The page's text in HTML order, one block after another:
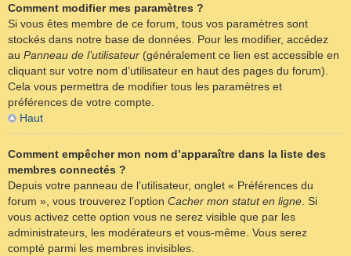
Comment modifier mes paramètres ?
Si vous êtes membre de ce forum, tous vos paramètres sont
stockés dans notre base de données. Pour les modifier, accédez
au Panneau de l’utilisateur (généralement ce lien est accessible en
cliquant sur votre nom d’utilisateur en haut des pages du forum).
Cela vous permettra de modifier tous les paramètres et
préférences de votre compte.
Haut
Comment empêcher mon nom d’apparaître dans la liste des
membres connectés ?
Depuis votre panneau de l’utilisateur, onglet « Préférences du
forum », vous trouverez l’option Cacher mon statut en ligne. Si
vous activez cette option vous ne serez visible que par les
administrateurs, les modérateurs et vous-même. Vous serez
compté parmi les membres invisibles.